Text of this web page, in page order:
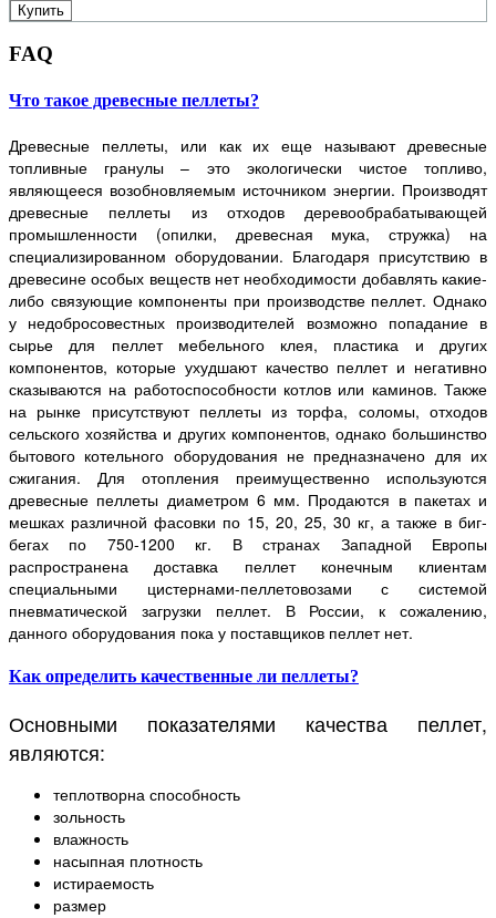
Купить
FAQ
Что такое древесные пеллеты?
Древесные пеллеты, или как их еще называют древесные
топливные гранулы – это экологически чистое топливо,
являющееся возобновляемым источником энергии. Производят
древесные пеллеты из отходов деревообрабатывающей
промышленности (опилки, древесная мука, стружка) на
специализированном оборудовании. Благодаря присутствию в
древесине особых веществ нет необходимости добавлять какие-
либо связующие компоненты при производстве пеллет. Однако
у недобросовестных производителей возможно попадание в
сырье для пеллет мебельного клея, пластика и других
компонентов, которые ухудшают качество пеллет и негативно
сказываются на работоспособности котлов или каминов. Также
на рынке присутствуют пеллеты из торфа, соломы, отходов
сельского хозяйства и других компонентов, однако большинство
бытового котельного оборудования не предназначено для их
сжигания. Для отопления преимущественно используются
древесные пеллеты диаметром 6 мм. Продаются в пакетах и
мешках различной фасовки по 15, 20, 25, 30 кг, а также в биг-
бегах по 750-1200 кг. В странах Западной Европы
распространена доставка пеллет конечным клиентам
специальными цистернами-пеллетовозами с системой
пневматической загрузки пеллет. В России, к сожалению,
данного оборудования пока у поставщиков пеллет нет.
Как определить качественные ли пеллеты?
Основными показателями качества пеллет,
являются:
теплотворна способность
зольность
влажность
насыпная плотность
истираемость
размер